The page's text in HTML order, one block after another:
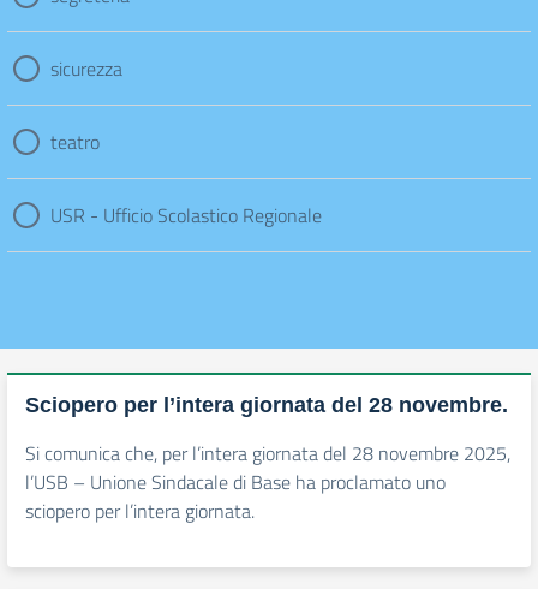
sicurezza
teatro
USR - Ufficio Scolastico Regionale
Sciopero per l’intera giornata del 28 novembre.
Si comunica che, per l’intera giornata del 28 novembre 2025,
l’USB – Unione Sindacale di Base ha proclamato uno
sciopero per l’intera giornata.